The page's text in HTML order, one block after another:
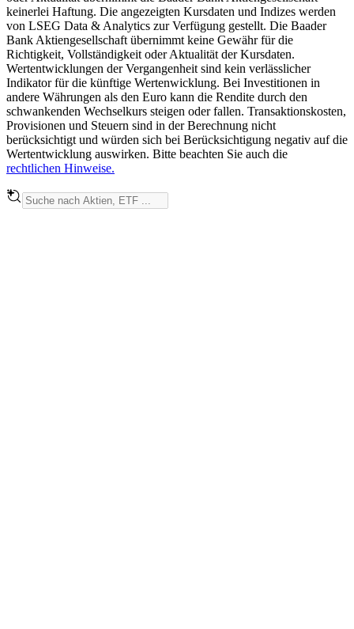
keinerlei Haftung. Die angezeigten Kursdaten und Indizes werden
von LSEG Data & Analytics zur Verfügung gestellt. Die Baader
Bank Aktiengesellschaft übernimmt keine Gewähr für die
Richtigkeit, Vollständigkeit oder Aktualität der Kursdaten.
Wertentwicklungen der Vergangenheit sind kein verlässlicher
Indikator für die künftige Wertenwicklung. Bei Investitionen in
andere Währungen als den Euro kann die Rendite durch den
schwankenden Wechselkurs steigen oder fallen. Transaktionskosten,
Provisionen und Steuern sind in der Berechnung nicht
berücksichtigt und würden sich bei Berücksichtigung negativ auf die
Wertentwicklung auswirken. Bitte beachten Sie auch die
rechtlichen Hinweise.